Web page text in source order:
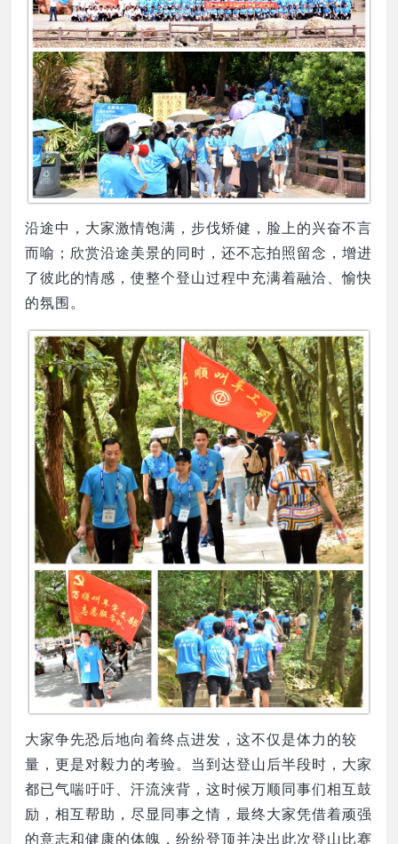
沿途中，大家激情饱满，步伐矫健，脸上的兴奋不言
而喻；欣赏沿途美景的同时，还不忘拍照留念，增进
了彼此的情感，使整个登山过程中充满着融洽、愉快
的氛围。
大家争先恐后地向着终点进发，这不仅是体力的较
量，更是对毅力的考验。当到达登山后半段时，大家
都已气喘吁吁、汗流浃背，这时候万顺同事们相互鼓
励，相互帮助，尽显同事之情，最终大家凭借着顽强
的意志和健康的体魄，纷纷登顶并决出此次登山比赛